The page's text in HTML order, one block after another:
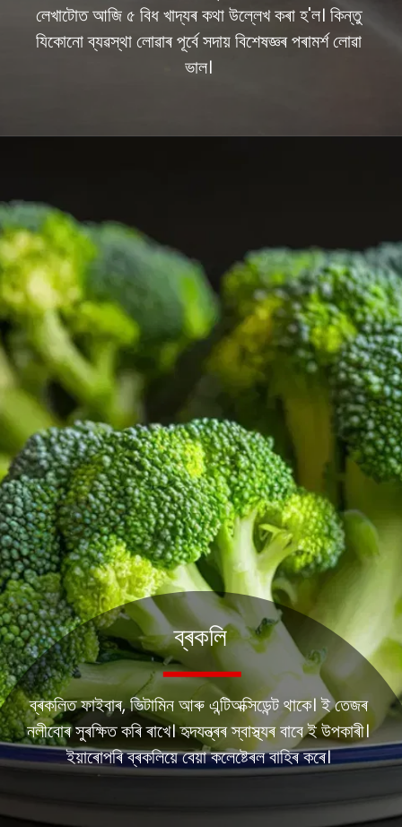
লেখাটোত আজি ৫ বিধ খাদ্যৰ কথা উল্লেখ কৰা হ'ল। কিন্তু
যিকোনো ব্যৱস্থা লোৱাৰ পূৰ্বে সদায় বিশেষজ্ঞৰ পৰামৰ্শ লোৱা
ভাল।
ব্ৰকলিত ফাইবাৰ, ভিটামিন আৰু এন্টিঅক্সিডেন্ট থাকে। ই তেজৰ
নলীবোৰ সুৰক্ষিত কৰি ৰাখে। হৃদযন্ত্ৰৰ স্বাস্থ্যৰ বাবে ই উপকাৰী।
ইয়াৰোপৰি ব্ৰকলিয়ে বেয়া কলেষ্টেৰল বাহিৰ কৰে।
ব্ৰকলি